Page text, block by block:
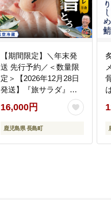
【期間限定】＼年末発
送 先行予約／＜数量限
定＞【2026年12月28日
発送】『旅サラダ』で
紹介ぶりの王様「 鰤王
」 フィレ 半身 (約1.2～
1.5kg・フィレ1枚) 産地
長島町 特産品 ブランド
16,000円
鹿児島県 長島町